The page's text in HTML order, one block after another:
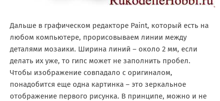
Дальше в графическом редакторе Paint, который есть на
любом компьютере, прорисовываем линии между
деталями мозаики. Ширина линий – около 2 мм, если
делать их уже, то гипс может не заполнить пробел.
Чтобы изображение совпадало с оригиналом,
понадобится еще одна картинка – это зеркальное
отображение первого рисунка. В принципе, можно и не